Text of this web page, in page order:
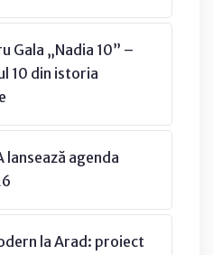
Gala „Nadia 10” –
10 din istoria
lansează agenda
la Arad: proiect